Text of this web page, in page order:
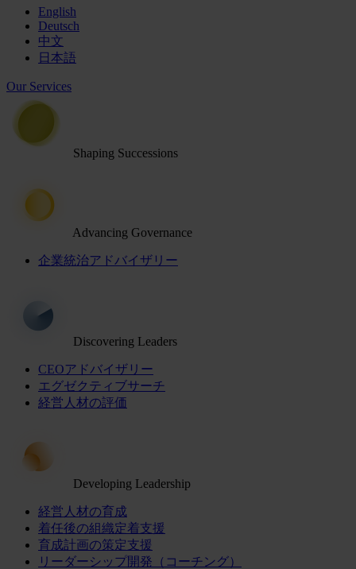
English
Deutsch
中文
日本語
Our Services
Shaping Successions
Advancing Governance
企業統治アドバイザリー
Discovering Leaders
CEOアドバイザリー
エグゼクティブサーチ
経営人材の評価
Developing Leadership
経営人材の育成
着任後の組織定着支援
育成計画の策定支援
リーダーシップ開発（コーチング）